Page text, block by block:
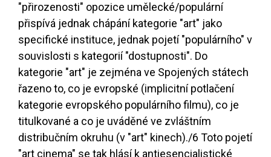
"přirozenosti" opozice umělecké/populární
přispívá jednak chápání kategorie "art" jako
specifické instituce, jednak pojetí "populárního" v
souvislosti s kategorií "dostupnosti". Do
kategorie "art" je zejména ve Spojených státech
řazeno to, co je evropské (implicitní potlačení
kategorie evropského populárního filmu), co je
titulkované a co je uváděné ve zvláštním
distribučním okruhu (v "art" kinech)./6 Toto pojetí
"art cinema" se tak hlásí k antiesencialistické